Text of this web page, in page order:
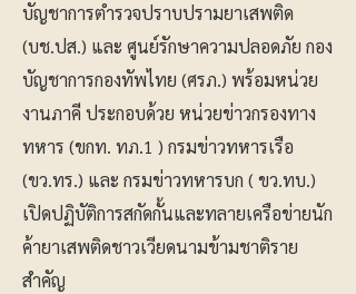
บัญชาการตำรวจปราบปรามยาเสพติด
(บช.ปส.) และ ศูนย์รักษาความปลอดภัย กอง
บัญชาการกองทัพไทย (ศรภ.) พร้อมหน่วย
งานภาคี ประกอบด้วย หน่วยข่าวกรองทาง
ทหาร (ขกท. ทภ.1 ) กรมข่าวทหารเรือ
(ขว.ทร.) และ กรมข่าวทหารบก ( ขว.ทบ.)
เปิดปฏิบัติการสกัดกั้นและทลายเครือข่ายนัก
ค้ายาเสพติดชาวเวียดนามข้ามชาติราย
สำคัญ